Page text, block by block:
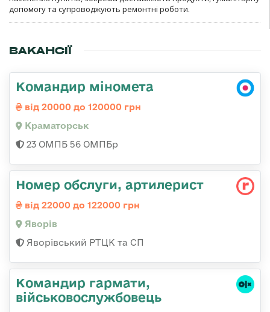
допомогу та супроводжують ремонтні роботи.
ВАКАНСІЇ
Командир міномета
від 20000 до 120000 грн
Краматорськ
23 ОМПБ 56 ОМПБр
Номер обслуги, артилерист
від 22000 до 122000 грн
Яворів
Яворівський РТЦК та СП
Командир гаpмати,
військовослужбовець